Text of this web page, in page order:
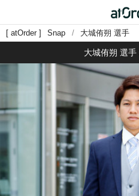
atOrder Snap 大城侑朔 選手
大城侑朔 選手